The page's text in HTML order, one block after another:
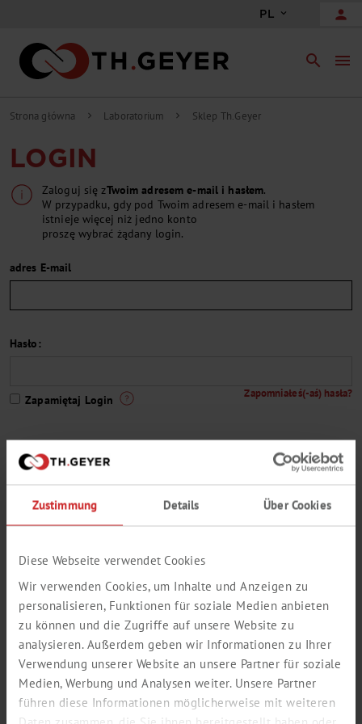
Zustimmung Details Über Cookies
Diese Webseite verwendet Cookies
Wir verwenden Cookies, um Inhalte und Anzeigen zu
personalisieren, Funktionen für soziale Medien anbieten
zu können und die Zugriffe auf unsere Website zu
analysieren. Außerdem geben wir Informationen zu Ihrer
Verwendung unserer Website an unsere Partner für soziale
Medien, Werbung und Analysen weiter. Unsere Partner
führen diese Informationen möglicherweise mit weiteren
PL person
search menu
Strona główna chevron_right Laboratorium chevron_right Sklep Th.Geyer
LOGIN
Zaloguj się zTwoim adresem e-mail i hasłem.
W przypadku, gdy pod Twoim adresem e-mail i hasłem
istnieje więcej niż jedno konto
proszę wybrać żądany login.
adres E-mail
Hasło:
Zapamiętaj Login Zapomniałeś(-aś) hasła?
Nie jesteś jeszcze klientem Th. Geyer lub nie masz dostępu do
naszego sklepu internetowego?
Tędy do rejestracji